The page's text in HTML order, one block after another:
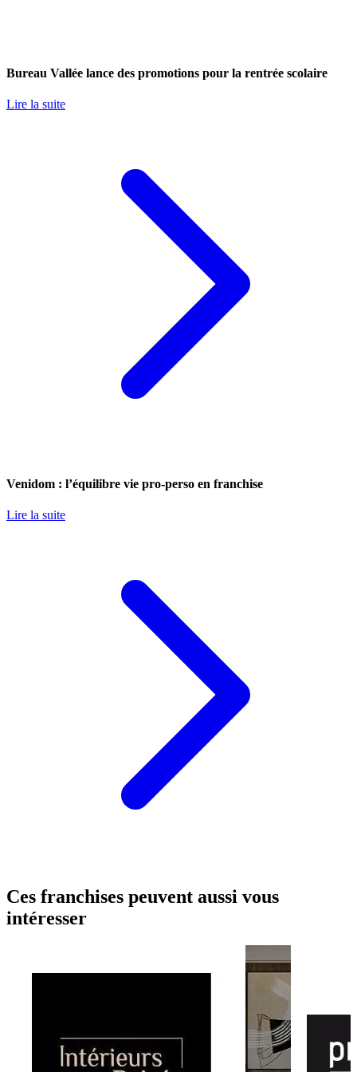
Bureau Vallée lance des promotions pour la rentrée scolaire
Lire la suite
Venidom : l’équilibre vie pro-perso en franchise
Lire la suite
Ces franchises peuvent aussi vous
intéresser